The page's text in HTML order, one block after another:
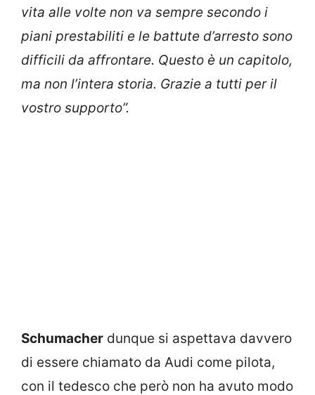
vita alle volte non va sempre secondo i
piani prestabiliti e le battute d’arresto sono
difficili da affrontare. Questo è un capitolo,
ma non l’intera storia. Grazie a tutti per il
vostro supporto”.
Schumacher dunque si aspettava davvero
di essere chiamato da Audi come pilota,
con il tedesco che però non ha avuto modo